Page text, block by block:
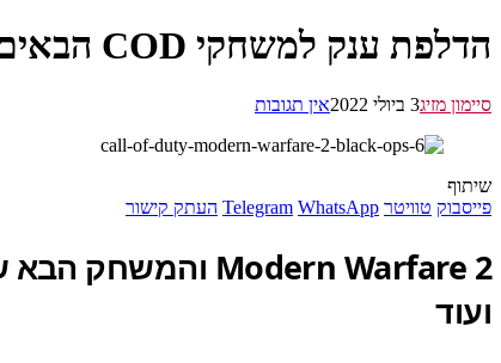
הדלפת ענק למשחקי COD הבאים: בלאק אופס 6 ומודרן וורפר 2
סיימון מזיג3 ביולי 2022 אין תגובות
שיתוף
פייסבוק טוויטר Telegram WhatsApp העתק קישור
Modern Warfare 2 והמשחק הבא של טרייארק, כנראה Black Ops 6 מקבלים ים של פרטים חדשים
ועוד